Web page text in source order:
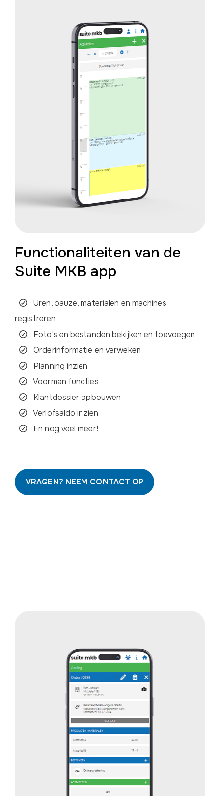
Functionaliteiten van de
Suite MKB app
Uren, pauze, materialen en machines
registreren
Foto's en bestanden bekijken en toevoegen
Orderinformatie en verweken
Planning inzien
Voorman functies
Klantdossier opbouwen
Verlofsaldo inzien
En nog veel meer!
VRAGEN? NEEM CONTACT OP